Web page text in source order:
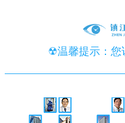
☢温馨提示：您